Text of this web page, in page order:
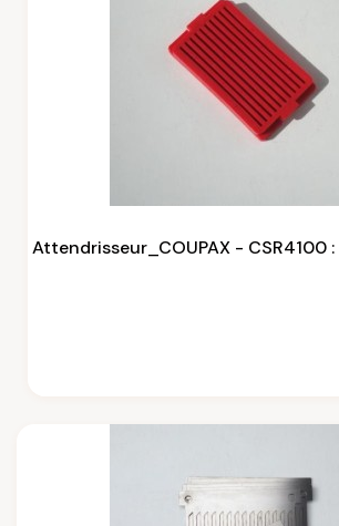
Attendrisseur_COUPAX - CSR4100